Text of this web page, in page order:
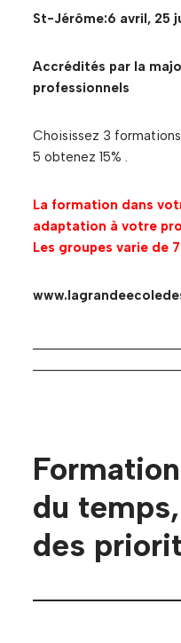
St-Jérôme:6 avril, 25
Accrédités par la
professionnels
Choisissez 3
5 obtenez 15% .
La formation dans
adaptation à votre
Les groupes varie de
du
des